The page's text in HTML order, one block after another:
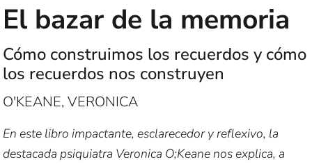
El bazar de la memoria
Cómo construimos los recuerdos y cómo
los recuerdos nos construyen
O'KEANE, VERONICA
En este libro impactante, esclarecedor y reflexivo, la
destacada psiquiatra Veronica O;Keane nos explica, a